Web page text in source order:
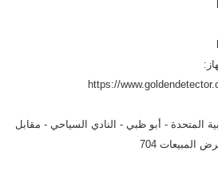
https://
المتحدة - أبو ظبي - النادي السياحي - مقابل
المبيعات 704